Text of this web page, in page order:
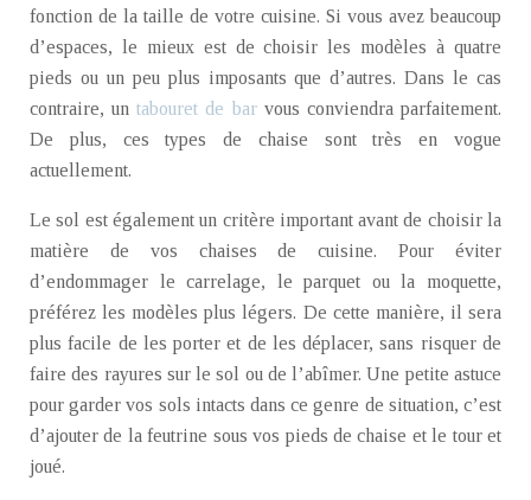
fonction de la taille de votre cuisine. Si vous avez beaucoup
d’espaces, le mieux est de choisir les modèles à quatre
pieds ou un peu plus imposants que d’autres. Dans le cas
contraire, untabouret de barvous conviendra parfaitement.
De plus, ces types de chaise sont très en vogue
actuellement.
Le sol est également un critère important avant de choisir la
matière de vos chaises de cuisine. Pour éviter
d’endommager le carrelage, le parquet ou la moquette,
préférez les modèles plus légers. De cette manière, il sera
plus facile de les porter et de les déplacer, sans risquer de
faire des rayures sur le sol ou de l’abîmer. Une petite astuce
pour garder vos sols intacts dans ce genre de situation, c’est
d’ajouter de la feutrine sous vos pieds de chaise et le tour et
joué.